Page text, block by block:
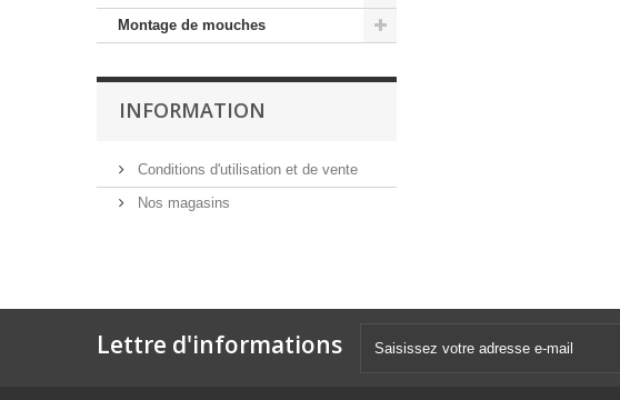
Montage de mouches
INFORMATION
Conditions d'utilisation et de vente
Nos magasins
Lettre d'informations